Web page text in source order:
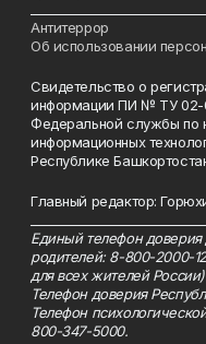
Антитеррор
Об использовании
Свидетельство о
информации ПИ № ТУ 02-
Федеральной службы по
информационных
Республике
Главный редактор:
Единый телефон доверия
родителей: 8-800-2000-
для всех жителей
Телефон доверия
Телефон
800-347-5000.